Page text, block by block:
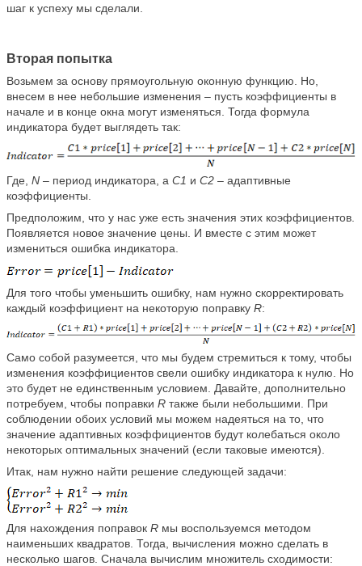
шаг к успеху мы сделали.
Вторая попытка
Возьмем за основу прямоугольную оконную функцию. Но,
внесем в нее небольшие изменения – пусть коэффициенты в
начале и в конце окна могут изменяться. Тогда формула
индикатора будет выглядеть так:
Где, N – период индикатора, а C1 и C2 – адаптивные
коэффициенты.
Предположим, что у нас уже есть значения этих коэффициентов.
Появляется новое значение цены. И вместе с этим может
измениться ошибка индикатора.
Для того чтобы уменьшить ошибку, нам нужно скорректировать
каждый коэффициент на некоторую поправку R:
Само собой разумеется, что мы будем стремиться к тому, чтобы
изменения коэффициентов свели ошибку индикатора к нулю. Но
это будет не единственным условием. Давайте, дополнительно
потребуем, чтобы поправки R также были небольшими. При
соблюдении обоих условий мы можем надеяться на то, что
значение адаптивных коэффициентов будут колебаться около
некоторых оптимальных значений (если таковые имеются).
Итак, нам нужно найти решение следующей задачи:
Для нахождения поправок R мы воспользуемся методом
наименьших квадратов. Тогда, вычисления можно сделать в
несколько шагов. Сначала вычислим множитель сходимости: